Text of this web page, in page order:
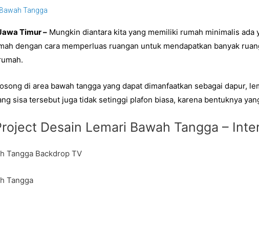
Bawah Tangga
Timur–Mungkin diantara kita yang memiliki rumah minimalis ada
dengan cara memperluas ruangan untuk mendapatkan banyak
.
di area bawah tangga yang dapat dimanfaatkan sebagai dapur,
sisa tersebut juga tidak setinggi plafon biasa, karena bentuknya
Desain Lemari Bawah Tangga –